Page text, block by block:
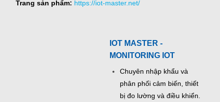
Trang sản phẩm: https://iot-master.net/
IOT MASTER -
MONITORING IOT
Chuyên nhập khẩu và
phân phối cảm biến, thiết
bị đo lường và điều khiển.